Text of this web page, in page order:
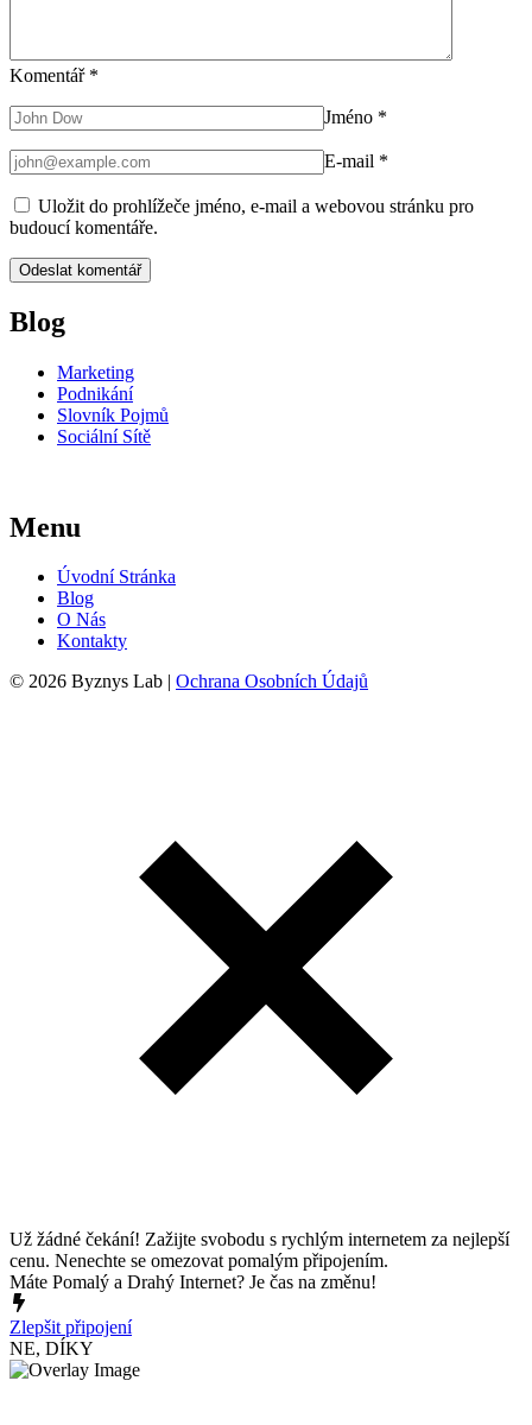
Komentář *
Jméno *
E-mail *
Uložit do prohlížeče jméno, e-mail a webovou stránku pro
budoucí komentáře.
Blog
Marketing
Podnikání
Slovník Pojmů
Sociální Sítě
Menu
Úvodní Stránka
Blog
O Nás
Kontakty
© 2026 Byznys Lab | Ochrana Osobních Údajů
Už žádné čekání! Zažijte svobodu s rychlým internetem za nejlepší
cenu. Nenechte se omezovat pomalým připojením.
Máte Pomalý a Drahý Internet? Je čas na změnu!
Zlepšit připojení
NE, DÍKY